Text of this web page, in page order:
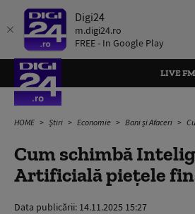
Digi24
m.digi24.ro
FREE - In Google Play
LIVE FM
HOME Știri Economie Bani și Afaceri
Cum schimbă
Artificială piețele
Data publicării: 14.11.2025 15:27